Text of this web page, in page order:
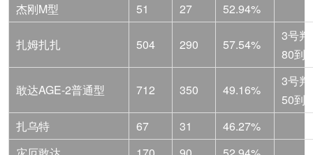
杰刚M型
51 27 52.94%
扎姆扎扎 504 290 57.54%
3号
80到
敢达AGE-2普通型 712 350 49.16%
3号
50到
扎乌特
67 31
46.27%